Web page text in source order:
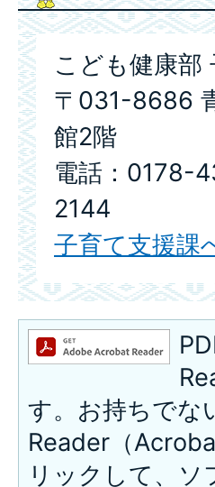
こども健康部
〒031-8686
館2階
電話：0178-
2144
子育て支援課
す。お持ちでな
Reader（
リックして、